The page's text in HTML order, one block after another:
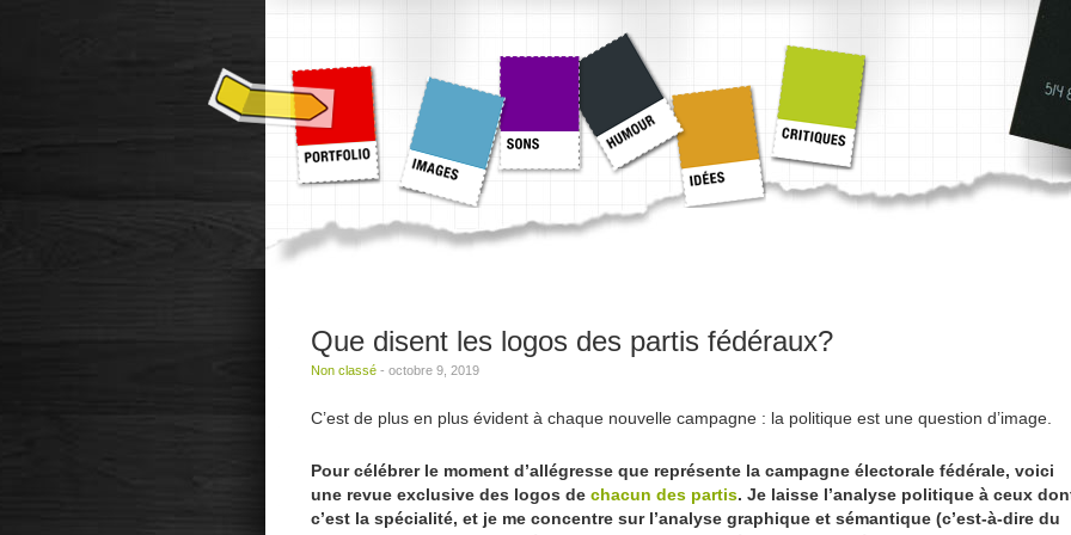
Que disent les logos des partis fédéraux?
Non classé - octobre 9, 2019
C’est de plus en plus évident à chaque nouvelle campagne : la politique est une question d’image.
Pour célébrer le moment d’allégresse que représente la campagne électorale fédérale, voici
une revue exclusive des logos de chacun des partis. Je laisse l’analyse politique à ceux
c’est la spécialité, et je me concentre sur l’analyse graphique et sémantique (c’est-à-dire du